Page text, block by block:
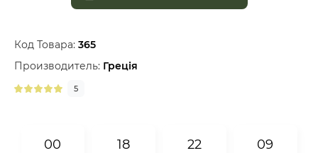
Код Товара: 365
Производитель: Греція
5
00 18 22 08